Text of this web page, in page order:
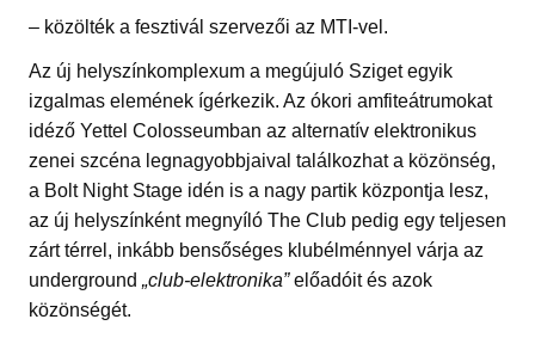
– közölték a fesztivál szervezői az MTI-vel.
Az új helyszínkomplexum a megújuló Sziget egyik
izgalmas elemének ígérkezik. Az ókori amfiteátrumokat
idéző Yettel Colosseumban az alternatív elektronikus
zenei szcéna legnagyobbjaival találkozhat a közönség,
a Bolt Night Stage idén is a nagy partik központja lesz,
az új helyszínként megnyíló The Club pedig egy teljesen
zárt térrel, inkább bensőséges klubélménnyel várja az
underground „club-elektronika”előadóit és azok
közönségét.